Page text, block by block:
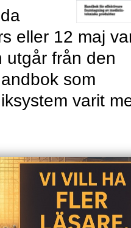
eller 12 maj
utgår från den
som
varit